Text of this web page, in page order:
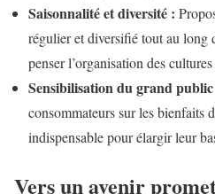
Saisonnalité et diversité :
régulier et diversifié tout au long
penser l’organisation des
Sensibilisation du grand
consommateurs sur les bienfaits
indispensable pour élargir leur
Vers un avenir